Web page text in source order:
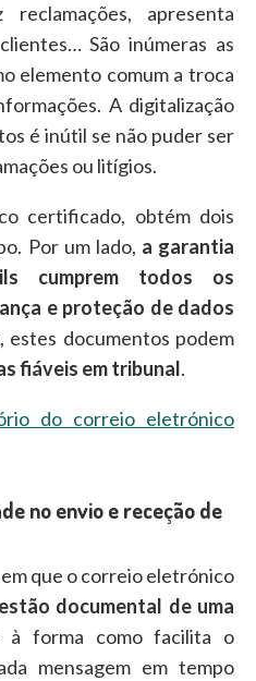
apresenta
São inúmeras as
elemento comum a troca
A digitalização
é inútil se não puder ser
ou litígios.
certificado, obtém dois
Por um lado, a garantia
cumprem todos os
e proteção de dados
estes documentos podem
fiáveis em tribunal.
do correio eletrónico
no envio e receção de
que o correio eletrónico
documental de uma
à forma como facilita o
mensagem em tempo